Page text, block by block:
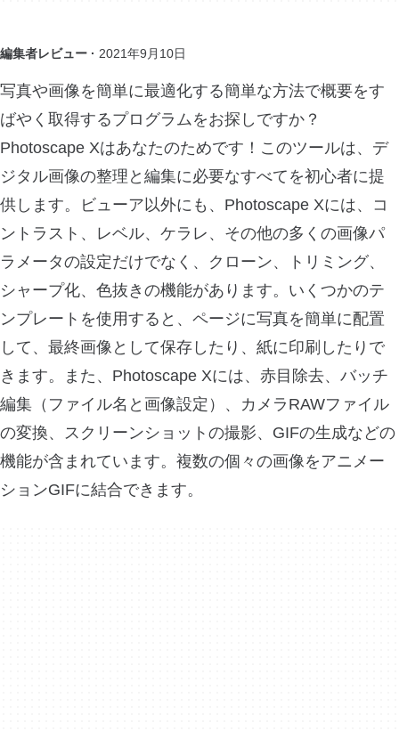
編集者レビュー · 2021年9月10日
写真や画像を簡単に最適化する簡単な方法で概要をす
ばやく取得するプログラムをお探しですか？
Photoscape Xはあなたのためです！このツールは、デ
ジタル画像の整理と編集に必要なすべてを初心者に提
供します。ビューア以外にも、Photoscape Xには、コ
ントラスト、レベル、ケラレ、その他の多くの画像パ
ラメータの設定だけでなく、クローン、トリミング、
シャープ化、色抜きの機能があります。いくつかのテ
ンプレートを使用すると、ページに写真を簡単に配置
して、最終画像として保存したり、紙に印刷したりで
きます。また、Photoscape Xには、赤目除去、バッチ
編集（ファイル名と画像設定）、カメラRAWファイル
の変換、スクリーンショットの撮影、GIFの生成などの
機能が含まれています。複数の個々の画像をアニメー
ションGIFに結合できます。